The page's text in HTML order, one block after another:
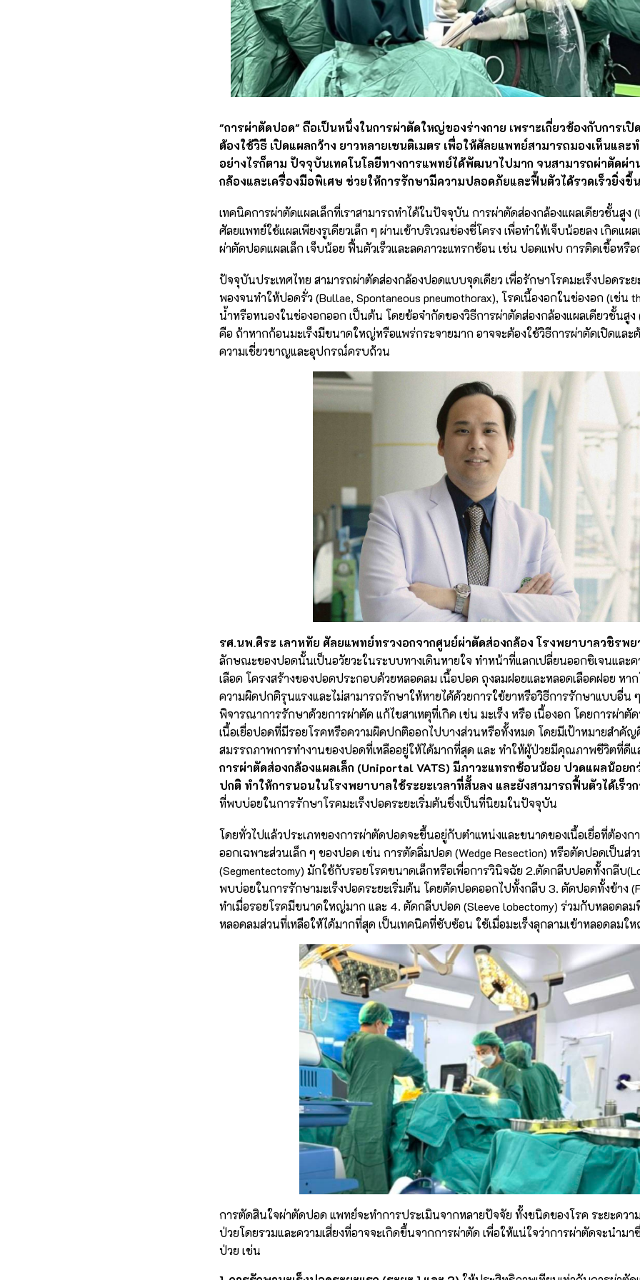
"การผ่าตัดปอด" ถือเป็นหนึ่งในการผ่าตัดใหญ่ของร่างกาย เพราะเกี่ยวข้องกับการเปิ
ต้องใช้วิธี เปิดแผลกว้าง ยาวหลายเซนติเมตร เพื่อให้ศัลยแพทย์สามารถมองเห็นและ
อย่างไรก็ตาม ปัจจุบันเทคโนโลยีทางการแพทย์ได้พัฒนาไปมาก จนสามารถผ่าตัดผ่า
กล้องและเครื่องมือพิเศษ ช่วยให้การรักษามีความปลอดภัยและฟื้นตัวได้รวดเร็วยิ่งขึ้น
เทคนิคการผ่าตัดแผลเล็กที่เราสามารถทำได้ในปัจจุบัน การผ่าตัดส่องกล้องแผลเดียวชั้นสูง
ศัลยแพทย์ใช้แผลเพียงรูเดียวเล็ก ๆ ผ่านเข้าบริเวณช่องซี่โครง เพื่อทำให้เจ็บน้อยลง เกิดแผ
ผ่าตัดปอดแผลเล็ก เจ็บน้อย ฟื้นตัวเร็วและลดภาวะแทรกซ้อน เช่น ปอดแฟบ การติดเชื้อหรือ
ปัจจุบันประเทศไทย สามารถผ่าตัดส่องกล้องปอดแบบจุดเดียว เพื่อรักษาโรคมะเร็งปอดระ
พองจนทำให้ปอดรั่ว (Bullae, Spontaneous pneumothorax), โรคเนื้องอกในช่องอก (เช่น
น้ำหรือหนองในช่องอกออก เป็นต้น โดยข้อจำกัดของวิธีการผ่าตัดส่องกล้องแผลเดียวชั้นสูง
คือ ถ้าหากก้อนมะเร็งมีขนาดใหญ่หรือแพร่กระจายมาก อาจจะต้องใช้วิธีการผ่าตัดเปิดแล
ความเชี่ยวชาญและอุปกรณ์ครบถ้วน
รศ.นพ.ศิระ เลาหทัย ศัลยแพทย์ทรวงอกจากศูนย์ผ่าตัดส่องกล้อง โรงพยาบาลวชิรพ
ลักษณะของปอดนั้นเป็นอวัยวะในระบบทางเดินหายใจ ทำหน้าที่แลกเปลี่ยนออกซิเจนและ
เลือด โครงสร้างของปอดประกอบด้วยหลอดลม เนื้อปอด ถุงลมฝอยและหลอดเลือดฝอย หาก
ความผิดปกติรุนแรงและไม่สามารถรักษาให้หายได้ด้วยการใช้ยาหรือวิธีการรักษาแบบอื่น
พิจารณาการรักษาด้วยการผ่าตัด แก้ไขสาเหตุที่เกิด เช่น มะเร็ง หรือ เนื้องอก โดยการผ่า
เนื้อเยื่อปอดที่มีรอยโรคหรือความผิดปกติออกไปบางส่วนหรือทั้งหมด โดยมีเป้าหมายสำคั
สมรรถภาพการทำงานของปอดที่เหลืออยู่ให้ได้มากที่สุด และ ทำให้ผู้ป่วยมีคุณภาพชีวิตที่ดี
การผ่าตัดส่องกล้องแผลเล็ก (Uniportal VATS) มีภาวะแทรกซ้อนน้อย ปวดแผลน้อย
ปกติ ทำให้การนอนในโรงพยาบาลใช้ระยะเวลาที่สั้นลง และยังสามารถฟื้นตัวได้เร็ว
ที่พบบ่อยในการรักษาโรคมะเร็งปอดระยะเริ่มต้นซึ่งเป็นที่นิยมในปัจจุบัน
โดยทั่วไปแล้วประเภทของการผ่าตัดปอดจะขึ้นอยู่กับตำแหน่งและขนาดของเนื้อเยื่อที่ต้องก
ออกเฉพาะส่วนเล็ก ๆ ของปอด เช่น การตัดลิ่มปอด (Wedge Resection) หรือตัดปอดเป็นส่
(Segmentectomy) มักใช้กับรอยโรคขนาดเล็กหรือเพื่อการวินิจฉัย 2.ตัดกลีบปอดทั้งกลีบ
พบบ่อยในการรักษามะเร็งปอดระยะเริ่มต้น โดยตัดปอดออกไปทั้งกลีบ 3. ตัดปอดทั้งข้าง
ทำเมื่อรอยโรคมีขนาดใหญ่มาก และ 4. ตัดกลีบปอด (Sleeve lobectomy) ร่วมกับหลอดลม
หลอดลมส่วนที่เหลือให้ได้มากที่สุด เป็นเทคนิคที่ซับซ้อน ใช้เมื่อมะเร็งลุกลามเข้าหลอดลมใ
การตัดสินใจผ่าตัดปอด แพทย์จะทำการประเมินจากหลายปัจจัย ทั้งชนิดของโรค ระยะควา
ป่วยโดยรวมและความเสี่ยงที่อาจจะเกิดขึ้นจากการผ่าตัด เพื่อให้แน่ใจว่าการผ่าตัดจะนำม
ป่วย เช่น